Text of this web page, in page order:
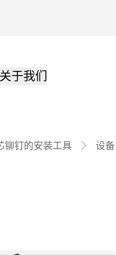
于我们
铆钉的安装工具 设备